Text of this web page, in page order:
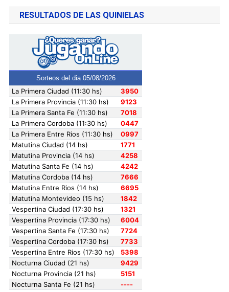
RESULTADOS DE LAS QUINIELAS